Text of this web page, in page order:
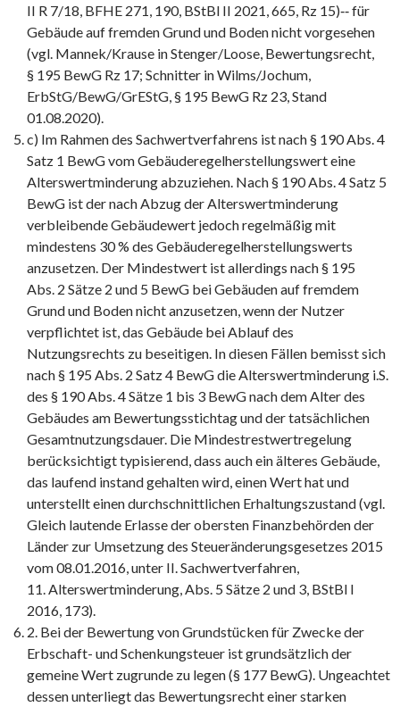
II R 7/18, BFHE 271, 190, BStBl II 2021, 665, Rz 15)‑‑ für
Gebäude auf fremden Grund und Boden nicht vorgesehen
(vgl. Mannek/Krause in Stenger/Loose, Bewertungsrecht,
§ 195 BewG Rz 17; Schnitter in Wilms/Jochum,
ErbStG/BewG/GrEStG, § 195 BewG Rz 23, Stand
01.08.2020).
c) Im Rahmen des Sachwertverfahrens ist nach § 190 Abs. 4
Satz 1 BewG vom Gebäuderegelherstellungswert eine
Alterswertminderung abzuziehen. Nach § 190 Abs. 4 Satz 5
BewG ist der nach Abzug der Alterswertminderung
verbleibende Gebäudewert jedoch regelmäßig mit
mindestens 30 % des Gebäuderegelherstellungswerts
anzusetzen. Der Mindestwert ist allerdings nach § 195
Abs. 2 Sätze 2 und 5 BewG bei Gebäuden auf fremdem
Grund und Boden nicht anzusetzen, wenn der Nutzer
verpflichtet ist, das Gebäude bei Ablauf des
Nutzungsrechts zu beseitigen. In diesen Fällen bemisst sich
nach § 195 Abs. 2 Satz 4 BewG die Alterswertminderung i.S.
des § 190 Abs. 4 Sätze 1 bis 3 BewG nach dem Alter des
Gebäudes am Bewertungsstichtag und der tatsächlichen
Gesamtnutzungsdauer. Die Mindestrestwertregelung
berücksichtigt typisierend, dass auch ein älteres Gebäude,
das laufend instand gehalten wird, einen Wert hat und
unterstellt einen durchschnittlichen Erhaltungszustand (vgl.
Gleich lautende Erlasse der obersten Finanzbehörden der
Länder zur Umsetzung des Steueränderungsgesetzes 2015
vom 08.01.2016, unter II. Sachwertverfahren,
11. Alterswertminderung, Abs. 5 Sätze 2 und 3, BStBl I
2016, 173).
2. Bei der Bewertung von Grundstücken für Zwecke der
Erbschaft- und Schenkungsteuer ist grundsätzlich der
gemeine Wert zugrunde zu legen (§ 177 BewG). Ungeachtet
dessen unterliegt das Bewertungsrecht einer starken